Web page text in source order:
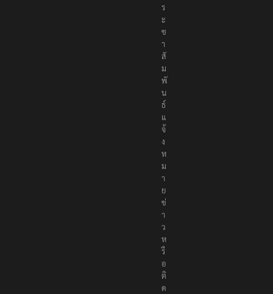
ร
ะ
ช
า
สั
ม
พั
น
ธ์
แ
จ้
ง
ห
ม
า
ย
ข่
า
ว
ห
รื
อ
ติ
ด